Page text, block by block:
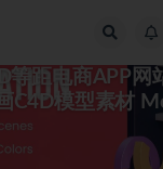
等距电商APP网
C4D模型素材